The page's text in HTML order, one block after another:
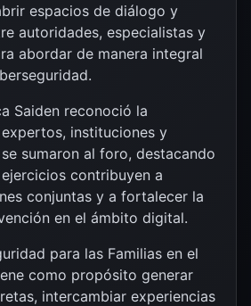
espacios de diálogo y
autoridades, especialistas y
abordar de manera integral
Saiden reconoció la
instituciones y
sumaron al foro, destacando
contribuyen a
conjuntas y a fortalecer la
en el ámbito digital.
para las Familias en el
como propósito generar
intercambiar experiencias